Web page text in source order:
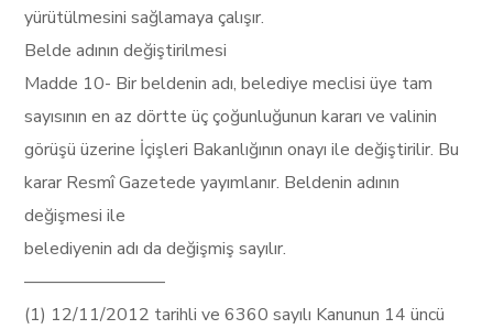
yürütülmesini sağlamaya çalışır.
Belde adının değiştirilmesi
Madde 10- Bir beldenin adı, belediye meclisi üye tam
sayısının en az dörtte üç çoğunluğunun kararı ve valinin
görüşü üzerine İçişleri Bakanlığının onayı ile değiştirilir. Bu
karar Resmî Gazetede yayımlanır. Beldenin adının
değişmesi ile
belediyenin adı da değişmiş sayılır.
––––––––––––––––
(1) 12/11/2012 tarihli ve 6360 sayılı Kanunun 14 üncü